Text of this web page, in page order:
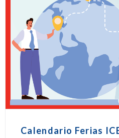
Calendario Ferias